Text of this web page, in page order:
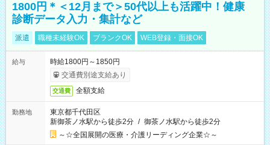
1800円＊＜12月まで＞50代以上も活躍中！健康
診断データ入力・集計など
派遣 職種未経験OK ブランクOK WEB登録・面接OK
給与
時給1800円～1850円
交通費別途支給あり
交通費 全額支給
勤務地
東京都千代田区
新御茶ノ水駅から徒歩2分 / 御茶ノ水駅から徒歩2分
～☆全国展開の医療・介護リーディング企業☆～